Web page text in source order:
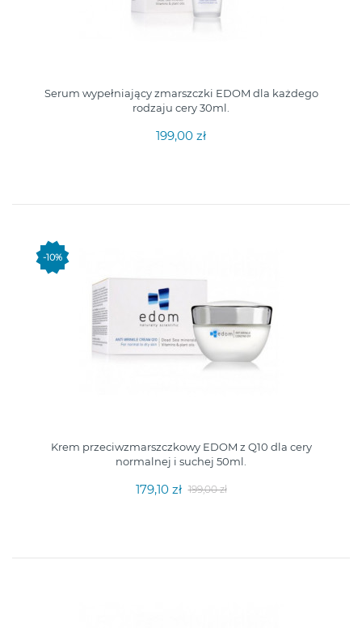
Serum wypełniający zmarszczki EDOM dla każdego
rodzaju cery 30ml.
199,00 zł
-10%
Krem przeciwzmarszczkowy EDOM z Q10 dla cery
normalnej i suchej 50ml.
179,10 zł 199,00 zł